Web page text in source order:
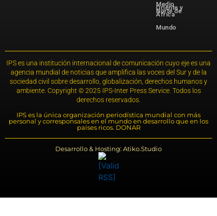
Medio
Oriente y
Norte de
África
Mundo
IPS es una institución internacional de comunicación cuyo eje es una
agencia mundial de noticias que amplifica las voces del Sur y de la
sociedad civil sobre desarrollo, globalización, derechos humanos y
ambiente. Copyright © 2025 IPS-Inter Press Service. Todos los
derechos reservados.
IPS es la única organización periodística mundial con más
personal y corresponsales en el mundo en desarrollo que en los
países ricos. DONAR
Desarrollo & Hosting: Atiko.Studio